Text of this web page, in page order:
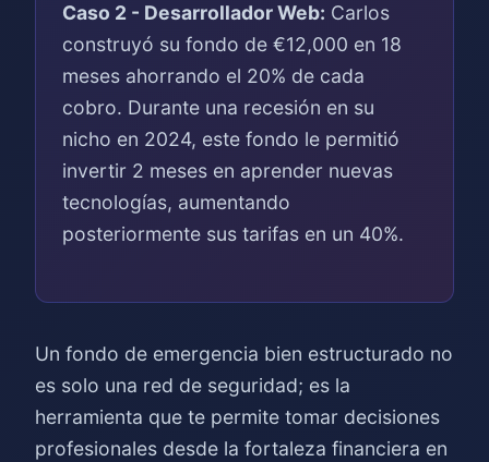
Caso 2 - Desarrollador Web: Carlos
construyó su fondo de €12,000 en 18
meses ahorrando el 20% de cada
cobro. Durante una recesión en su
nicho en 2024, este fondo le permitió
invertir 2 meses en aprender nuevas
tecnologías, aumentando
posteriormente sus tarifas en un 40%.
Un fondo de emergencia bien estructurado no
es solo una red de seguridad; es la
herramienta que te permite tomar decisiones
profesionales desde la fortaleza financiera en